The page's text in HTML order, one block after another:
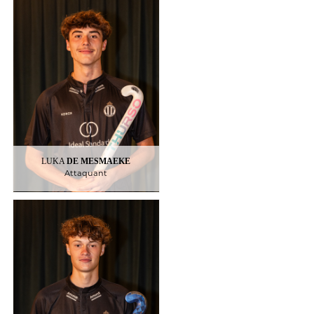
LUKADE MESMAEKE
Attaquant
DE MESMAEKE
Attaquant
20
MATHIAS
FRANÇOIS
30
Club formateur
: Le Racing